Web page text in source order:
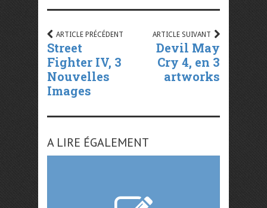
ARTICLE PRÉCÉDENT
Street
Fighter IV, 3
Nouvelles
Images
ARTICLE SUIVANT
Devil May
Cry 4, en 3
artworks
A LIRE ÉGALEMENT